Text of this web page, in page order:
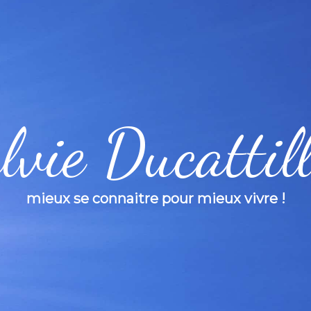
mieux se connaitre pour mieux vivre !